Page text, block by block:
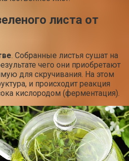
листа от
. Собранные листья сушат на
чего они приобретают
для скручивания. На этом
и происходит реакция
кислородом (ферментация).